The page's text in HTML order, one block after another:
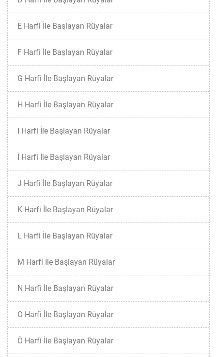
E Harfi İle Başlayan Rüyalar
F Harfi İle Başlayan Rüyalar
G Harfi İle Başlayan Rüyalar
H Harfi İle Başlayan Rüyalar
I Harfi İle Başlayan Rüyalar
İ Harfi İle Başlayan Rüyalar
J Harfi İle Başlayan Rüyalar
K Harfi İle Başlayan Rüyalar
L Harfi İle Başlayan Rüyalar
M Harfi İle Başlayan Rüyalar
N Harfi İle Başlayan Rüyalar
O Harfi İle Başlayan Rüyalar
Ö Harfi İle Başlayan Rüyalar